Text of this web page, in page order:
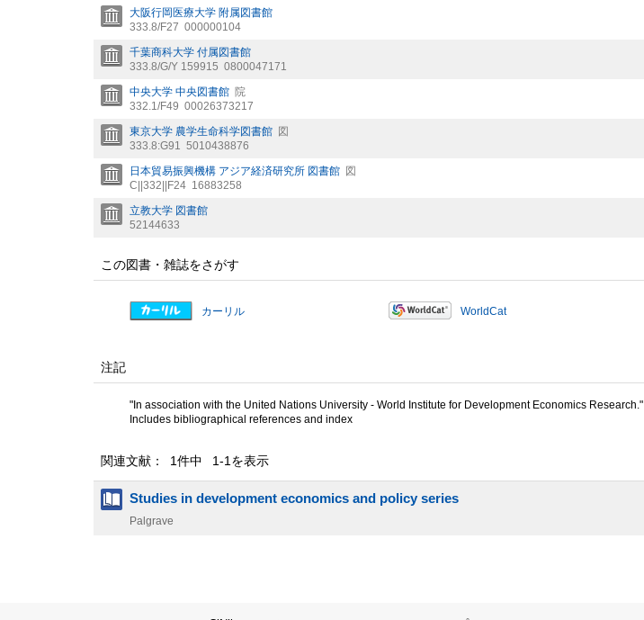
大阪行岡医療大学 附属図書館
333.8/F27 000000104
千葉商科大学 付属図書館
333.8/G/Y 159915 0800047171
中央大学 中央図書館 院
332.1/F49 00026373217
東京大学 農学生命科学図書館 図
333.8:G91 5010438876
日本貿易振興機構 アジア経済研究所 図書館 図
C||332||F24 16883258
立教大学 図書館
52144633
この図書・雑誌をさがす
カーリル WorldCat
注記
"In association with the United Nations University - World Institute for Development Economics Research."
Includes bibliographical references and index
関連文献： 1件中 1-1を表示
Studies in development economics and policy series
Palgrave